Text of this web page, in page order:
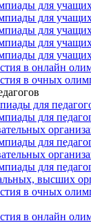
для
для
для
для
для
в онлайн
в очных
для
для
для
для
высших
в очных
в онлайн